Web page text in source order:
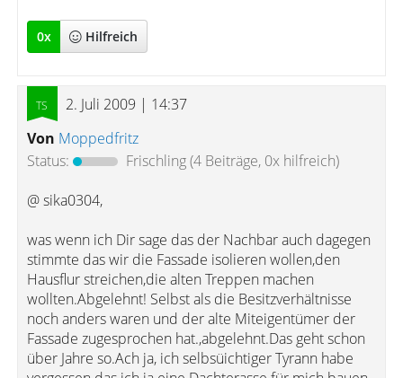
0x Hilfreich
2. Juli 2009 | 14:37
Von Moppedfritz
Status:
Frischling(4 Beiträge, 0x hilfreich)
@ sika0304,
was wenn ich Dir sage das der Nachbar auch dagegen
stimmte das wir die Fassade isolieren wollen,den
Hausflur streichen,die alten Treppen machen
wollten.Abgelehnt! Selbst als die Besitzverhältnisse
noch anders waren und der alte Miteigentümer der
Fassade zugesprochen hat.,abgelehnt.Das geht schon
über Jahre so.Ach ja, ich selbsüichtiger Tyrann habe